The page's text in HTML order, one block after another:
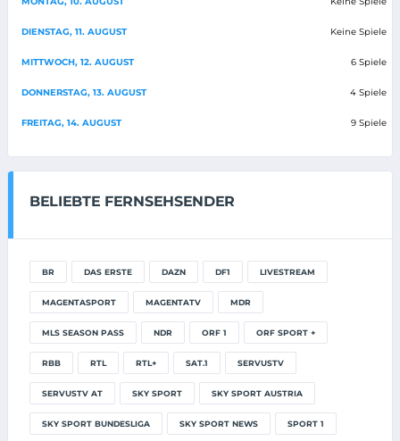
DIENSTAG, 11. AUGUST Keine Spiele
MITTWOCH, 12. AUGUST 6 Spiele
DONNERSTAG, 13. AUGUST 4 Spiele
FREITAG, 14. AUGUST 9 Spiele
BELIEBTE FERNSEHSENDER
BR DAS ERSTE DAZN DF1 LIVESTREAM
MAGENTASPORT MAGENTATV MDR
MLS SEASON PASS NDR ORF 1 ORF SPORT +
RBB RTL RTL+ SAT.1 SERVUSTV
SERVUSTV AT SKY SPORT SKY SPORT AUSTRIA
SKY SPORT BUNDESLIGA SKY SPORT NEWS SPORT 1